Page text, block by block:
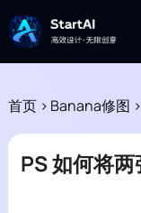
首页 > Banana修图 >
PS 如何将